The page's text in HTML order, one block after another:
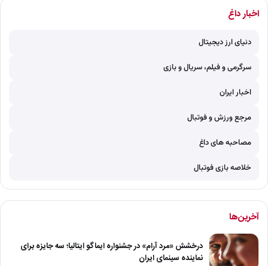
اخبار داغ
دنیای ارز دیجیتال
سرگرمی و فیلم، سریال و بازی
اخبار ایران
مرجع ورزش و فوتبال
مصاحبه های داغ
خلاصه بازی فوتبال
آخرین‌ها
درخشش «مرد آرام» در جشنواره ایماگو ایتالیا؛ سه جایزه برای
نماینده سینمای ایران